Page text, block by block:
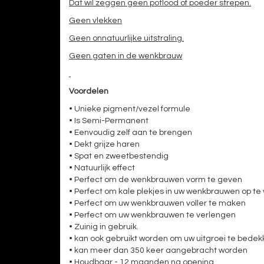
Dat wil zeggen geen potlood of poeder strepen.
Geen vlekken
Geen onnatuurlijke uitstraling.
Geen gaten in de wenkbrauw
Voordelen
• Unieke pigment/vezel formule
• Is Semi-Permanent
• Eenvoudig zelf aan te brengen
• Dekt grijze haren
• Spat en zweetbestendig
• Natuurlijk effect
• Perfect om de wenkbrauwen vorm te geven
• Perfect om kale plekjes in uw wenkbrauwen op te
• Perfect om uw wenkbrauwen voller te maken
• Perfect om uw wenkbrauwen te verlengen
• Zuinig in gebruik.
• kan ook gebruikt worden om uw uitgroei te
• kan meer dan 350 keer aangebracht worden
• Houdbaar - 12 maanden na opening